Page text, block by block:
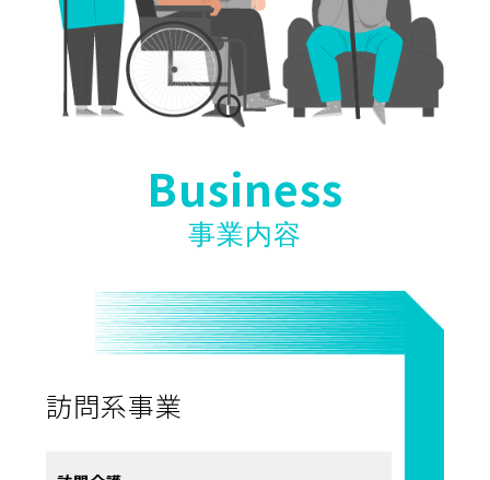
Business
事業内容
訪問系事業